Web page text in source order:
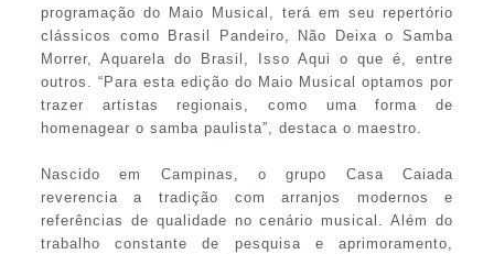
programação do Maio Musical, terá em seu repertório
clássicos como Brasil Pandeiro, Não Deixa o Samba
Morrer, Aquarela do Brasil, Isso Aqui o que é, entre
outros. “Para esta edição do Maio Musical optamos por
trazer artistas regionais, como uma forma de
homenagear o samba paulista”, destaca o maestro.
Nascido em Campinas, o grupo Casa Caiada
reverencia a tradição com arranjos modernos e
referências de qualidade no cenário musical. Além do
trabalho constante de pesquisa e aprimoramento,